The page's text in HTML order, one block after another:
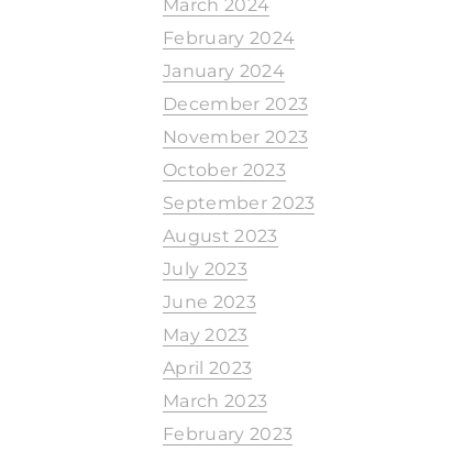
March 2024
February 2024
January 2024
December 2023
November 2023
October 2023
September 2023
August 2023
July 2023
June 2023
May 2023
April 2023
March 2023
February 2023